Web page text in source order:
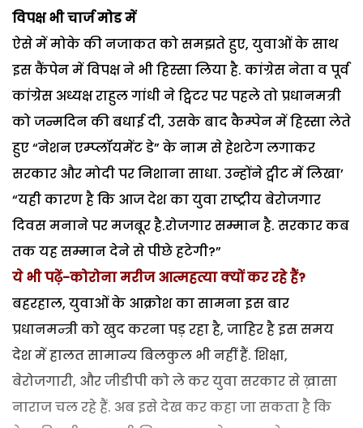
विपक्ष भी चार्ज मोड में
ऐसे में मोके की नजाकत को समझते हुए, युवाओं के साथ
इस कैंपेन में विपक्ष ने भी हिस्सा लिया है. कांग्रेस नेता व पूर्व
कांग्रेस अध्यक्ष राहुल गांधी ने ट्विटर पर पहले तो प्रधानमत्री
को जन्मदिन की बधाई दी, उसके बाद कैम्पेन में हिस्सा लेते
हुए “नेशन एम्प्लॉयमेंट डे” के नाम से हेशटेग लगाकर
सरकार और मोदी पर निशाना साधा. उन्होंने ट्वीट में लिखा’
“यही कारण है कि आज देश का युवा राष्ट्रीय बेरोजगार
दिवस मनाने पर मजबूर है.रोजगार सम्मान है. सरकार कब
तक यह सम्मान देने से पीछे हटेगी?”
ये भी पढ़ें-कोरोना मरीज आत्महत्या क्यों कर रहे हैं?
बहरहाल, युवाओं के आक्रोश का सामना इस बार
प्रधानमन्त्री को खुद करना पड़ रहा है, जाहिर है इस समय
देश में हालत सामान्य बिलकुल भी नहीं हैं. शिक्षा,
बेरोजगारी, और जीडीपी को ले कर युवा सरकार से ख़ासा
नाराज चल रहे हैं. अब इसे देख कर कहा जा सकता है कि